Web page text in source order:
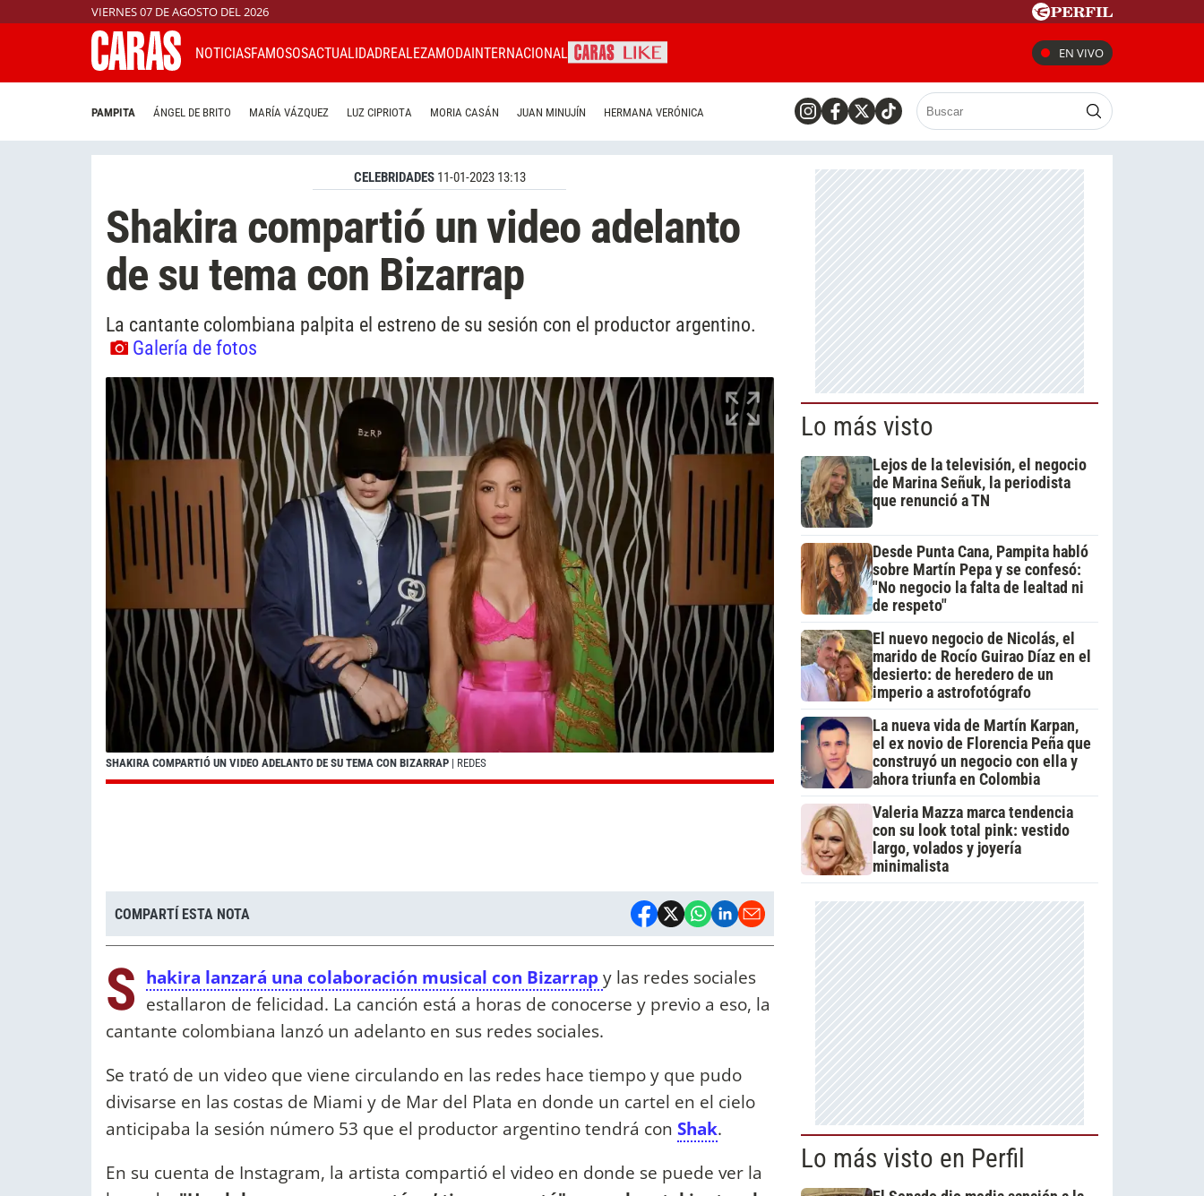
VIERNES 07 DE AGOSTO DEL 2026
NOTICIASFAMOSOSACTUALIDADREALEZAMODAINTERNACIONAL EN VIVO
PAMPITA ÁNGEL DE BRITO MARÍA VÁZQUEZ LUZ CIPRIOTA MORIA CASÁN JUAN MINUJÍN HERMANA VERÓNICA
CELEBRIDADES 11-01-2023 13:13
Shakira compartió un video adelanto
de su tema con Bizarrap
La cantante colombiana palpita el estreno de su sesión con el productor argentino.
Galería de fotos
SHAKIRA COMPARTIÓ UN VIDEO ADELANTO DE SU TEMA CON BIZARRAP | REDES
COMPARTÍ ESTA NOTA
S hakira lanzará una colaboración musical con Bizarrapy las redes sociales
estallaron de felicidad. La canción está a horas de conocerse y previo a eso, la
cantante colombiana lanzó un adelanto en sus redes sociales.
Se trató de un video que viene circulando en las redes hace tiempo y que pudo
divisarse en las costas de Miami y de Mar del Plata en donde un cartel en el cielo
anticipaba la sesión número 53 que el productor argentino tendrá con Shak.
En su cuenta de Instagram, la artista compartió el video en donde se puede ver la
Lo más visto
Lejos de la televisión, el negocio
de Marina Señuk, la periodista
que renunció a TN
Desde Punta Cana, Pampita habló
sobre Martín Pepa y se confesó:
"No negocio la falta de lealtad ni
de respeto"
El nuevo negocio de Nicolás, el
marido de Rocío Guirao Díaz en el
desierto: de heredero de un
imperio a astrofotógrafo
La nueva vida de Martín Karpan,
el ex novio de Florencia Peña que
construyó un negocio con ella y
ahora triunfa en Colombia
Valeria Mazza marca tendencia
con su look total pink: vestido
largo, volados y joyería
minimalista
Lo más visto en Perfil